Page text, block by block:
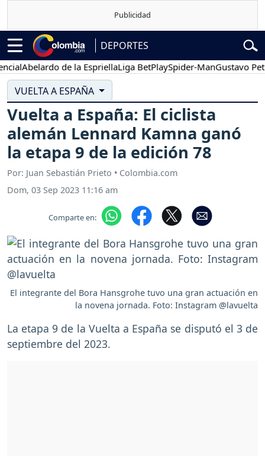
DEPORTES
Abelardo de la EspriellaLiga BetPlaySpider-ManGustavo Petro
VUELTA A ESPAÑA
Vuelta a España: El ciclista
alemán Lennard Kamna ganó
la etapa 9 de la edición 78
Por: Juan Sebastián Prieto • Colombia.com
Dom, 03 Sep 2023 11:16 am
Comparte en:
El integrante del Bora Hansgrohe tuvo una gran actuación en
la novena jornada. Foto: Instagram @lavuelta
La etapa 9 de la Vuelta a España se disputó el 3 de
septiembre del 2023.